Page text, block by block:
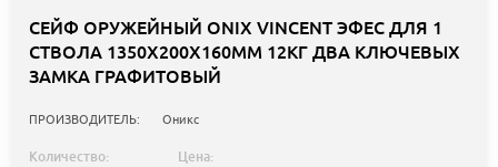
СЕЙФ ОРУЖЕЙНЫЙ ONIX VINCENT ЭФЕС ДЛЯ 1
СТВОЛА 1350Х200Х160ММ 12КГ ДВА КЛЮЧЕВЫХ
ЗАМКА ГРАФИТОВЫЙ
ПРОИЗВОДИТЕЛЬ: Оникс
Количество: Цена: